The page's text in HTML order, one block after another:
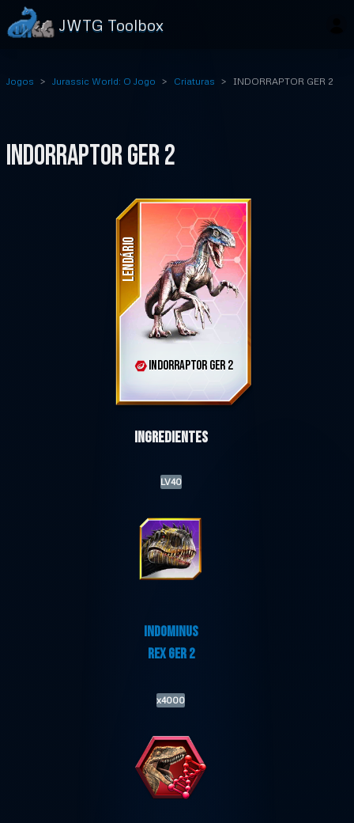
JWTG Toolbox
Jogos Jurassic World: O Jogo Criaturas INDORRAPTOR GER 2
INDORRAPTOR GER 2
LENDÁRIO
INDORRAPTOR GER 2
Ingredientes
LV40
INDOMINUS
REX GER 2
x4000